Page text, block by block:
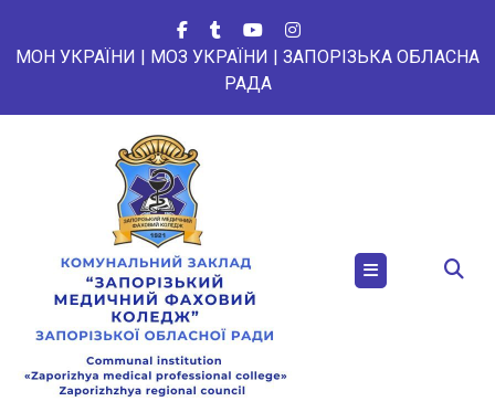
вмісту
МОН УКРАЇНИ | МОЗ УКРАЇНИ | ЗАПОРІЗЬКА ОБЛАСНА
РАДА